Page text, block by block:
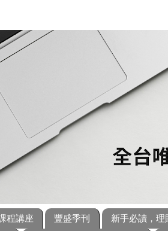
程講座 豐盛季刊
新手必讀，理